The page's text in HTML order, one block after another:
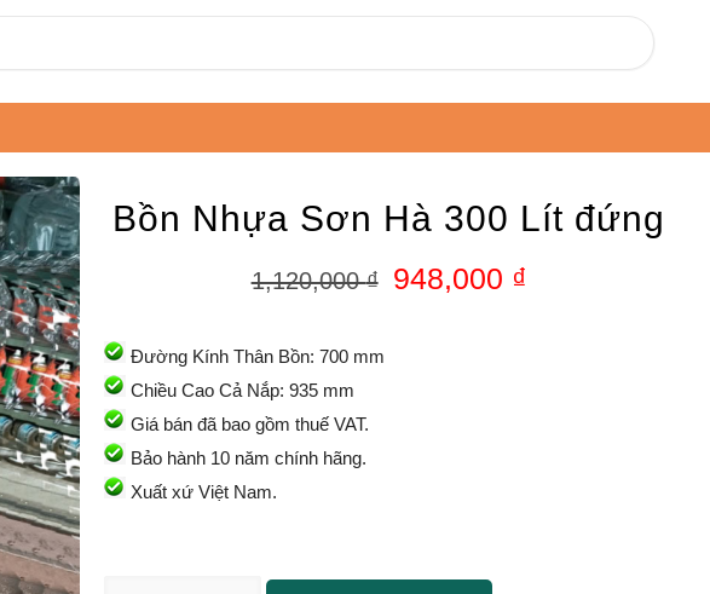
Bồn Nhựa Sơn Hà 300 Lít đứng
1,120,000₫ 948,000 ₫
Đường Kính Thân Bồn: 700 mm
Chiều Cao Cả Nắp: 935 mm
Giá bán đã bao gồm thuế VAT.
Bảo hành 10 năm chính hãng.
Xuất xứ Việt Nam.